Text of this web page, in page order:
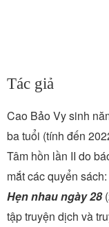
Tác giả
Cao Bảo Vy sinh
ba tuổi (tính đến
Tâm hồn lần II do
mắt các quyển sách:
Hẹn nhau ngày 28
tập truyện dịch và